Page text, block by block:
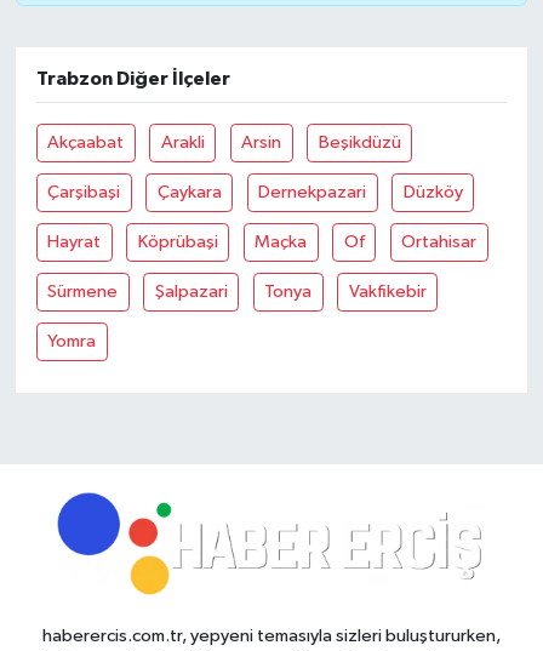
Trabzon Diğer İlçeler
Akçaabat Arakli Arsin Beşikdüzü
Çarşibaşi Çaykara Dernekpazari Düzköy
Hayrat Köprübaşi Maçka Of Ortahisar
Sürmene Şalpazari Tonya Vakfikebir
Yomra
haberercis.com.tr, yepyeni temasıyla sizleri buluştururken,